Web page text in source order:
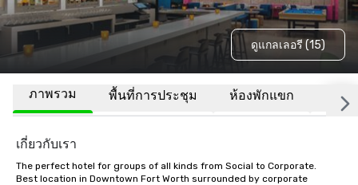
ดูแกลเลอรี (15)
ภาพรวม พื้นที่การประชุม ห้องพักแขก สถา
เกี่ยวกับเรา
The perfect hotel for groups of all kinds from Social to Corporate.
Best location in Downtown Fort Worth surrounded by corporate